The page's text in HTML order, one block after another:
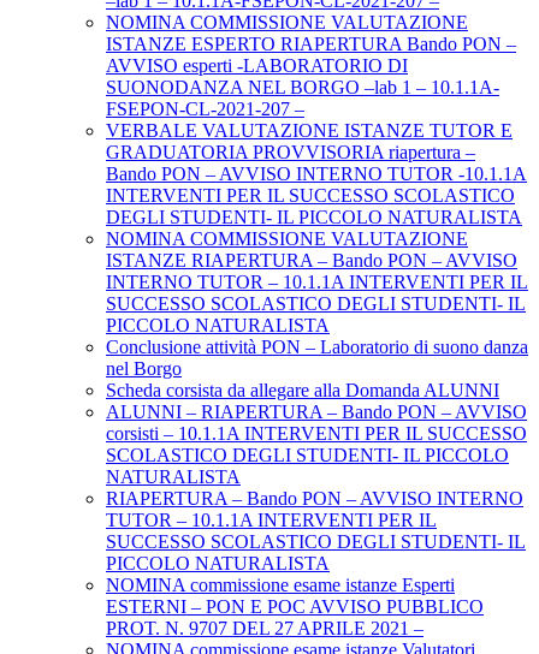
NOMINA COMMISSIONE VALUTAZIONE
ISTANZE ESPERTO RIAPERTURA Bando PON –
AVVISO esperti -LABORATORIO DI
SUONODANZA NEL BORGO –lab 1 – 10.1.1A-
FSEPON-CL-2021-207 –
VERBALE VALUTAZIONE ISTANZE TUTOR E
GRADUATORIA PROVVISORIA riapertura –
Bando PON – AVVISO INTERNO TUTOR -10.1.1A
INTERVENTI PER IL SUCCESSO SCOLASTICO
DEGLI STUDENTI- IL PICCOLO NATURALISTA
NOMINA COMMISSIONE VALUTAZIONE
ISTANZE RIAPERTURA – Bando PON – AVVISO
INTERNO TUTOR – 10.1.1A INTERVENTI PER IL
SUCCESSO SCOLASTICO DEGLI STUDENTI- IL
PICCOLO NATURALISTA
Conclusione attività PON – Laboratorio di suono danza
nel Borgo
Scheda corsista da allegare alla Domanda ALUNNI
ALUNNI – RIAPERTURA – Bando PON – AVVISO
corsisti – 10.1.1A INTERVENTI PER IL SUCCESSO
SCOLASTICO DEGLI STUDENTI- IL PICCOLO
NATURALISTA
RIAPERTURA – Bando PON – AVVISO INTERNO
TUTOR – 10.1.1A INTERVENTI PER IL
SUCCESSO SCOLASTICO DEGLI STUDENTI- IL
PICCOLO NATURALISTA
NOMINA commissione esame istanze Esperti
ESTERNI – PON E POC AVVISO PUBBLICO
PROT. N. 9707 DEL 27 APRILE 2021 –